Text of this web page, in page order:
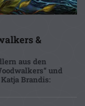
&
aus den
und
Brandis: